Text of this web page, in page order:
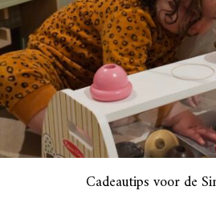
Cadeautips voor de